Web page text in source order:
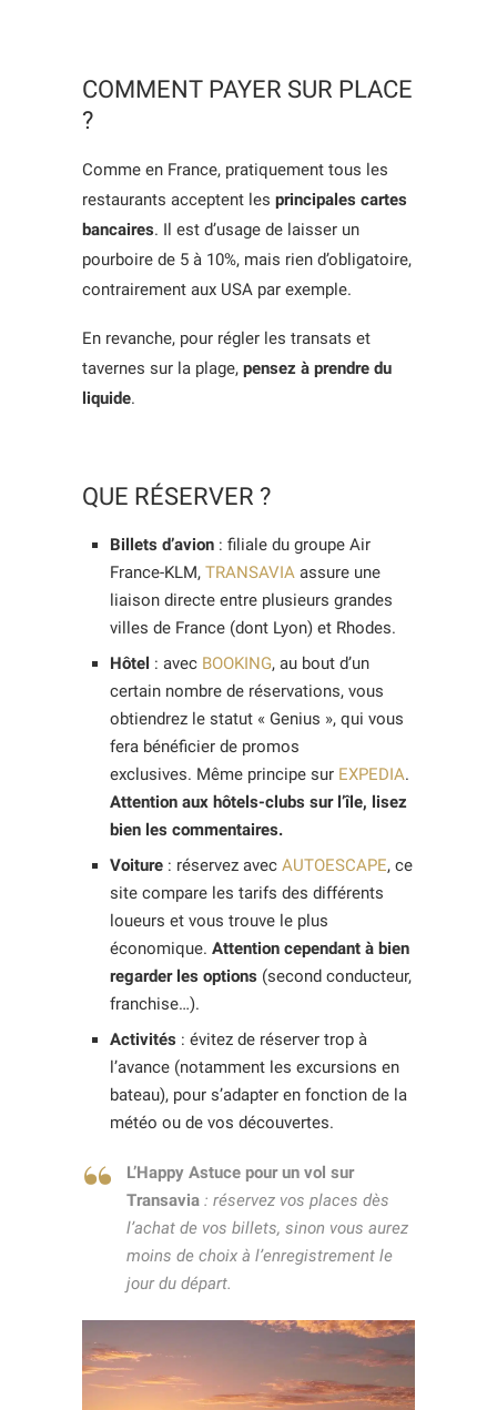
COMMENT PAYER SUR PLACE
?
Comme en France, pratiquement tous les
restaurants acceptent les principales cartes
bancaires. Il est d’usage de laisser un
pourboire de 5 à 10%, mais rien d’obligatoire,
contrairement aux USA par exemple.
En revanche, pour régler les transats et
tavernes sur la plage, pensez à prendre du
liquide.
QUE RÉSERVER ?
Billets d’avion : filiale du groupe Air
France-KLM, TRANSAVIA assure une
liaison directe entre plusieurs grandes
villes de France (dont Lyon) et Rhodes.
Hôtel : avec BOOKING, au bout d’un
certain nombre de réservations, vous
obtiendrez le statut « Genius », qui vous
fera bénéficier de promos
exclusives. Même principe sur EXPEDIA.
Attention aux hôtels-clubs sur l’île, lisez
bien les commentaires.
Voiture : réservez avec AUTOESCAPE, ce
site compare les tarifs des différents
loueurs et vous trouve le plus
économique. Attention cependant à bien
regarder les options (second conducteur,
franchise…).
Activités : évitez de réserver trop à
l’avance (notamment les excursions en
bateau), pour s’adapter en fonction de la
météo ou de vos découvertes.
L’Happy Astuce pour un vol sur
Transavia : réservez vos places dès
l’achat de vos billets, sinon vous aurez
moins de choix à l’enregistrement le
jour du départ.